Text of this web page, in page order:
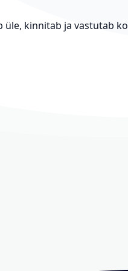
kinnitab ja vastutab